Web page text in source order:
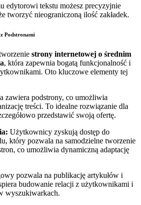
edytorowi tekstu możesz precyzyjnie
tworzyć nieograniczoną ilość zakładek.
Podstronami
strony internetowej o średnim
, która zapewnia bogatą funkcjonalność i
Oto kluczowe elementy tej
zawiera podstrony, co umożliwia
treści. To idealne rozwiązanie dla
przedstawić swoją ofertę.
Użytkownicy zyskują dostęp do
który pozwala na samodzielne tworzenie
co umożliwia dynamiczną adaptację
pozwala na publikację artykułów i
budowanie relacji z użytkownikami i
wyszukiwarkach.